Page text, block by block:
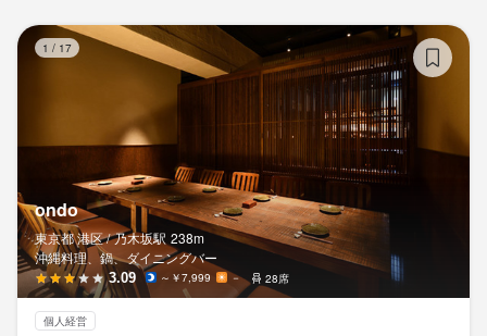
1 / 17
ondo
東京都 港区 / 乃木坂駅 238m
沖縄料理、鍋、ダイニングバー
3.09 ～￥7,999 － 28席
個人経営